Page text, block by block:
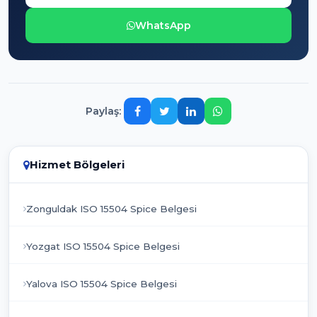
WhatsApp
Paylaş:
Hizmet Bölgeleri
Zonguldak ISO 15504 Spice Belgesi
Yozgat ISO 15504 Spice Belgesi
Yalova ISO 15504 Spice Belgesi